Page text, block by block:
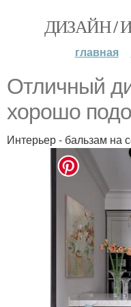
ДИЗАЙН /
главная
Отличный
хорошо
Интерьер - бальзам на